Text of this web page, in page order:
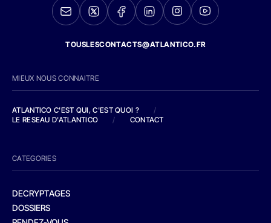
TOUSLESCONTACTS@ATLANTICO.FR
MIEUX NOUS CONNAITRE
ATLANTICO C'EST QUI, C'EST QUOI ?
/
LE RESEAU D'ATLANTICO
/ CONTACT
CATEGORIES
DECRYPTAGES
DOSSIERS